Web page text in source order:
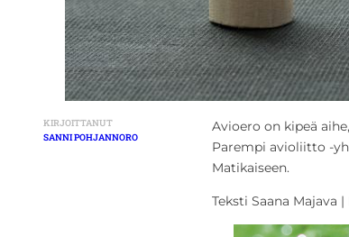
KIRJOITTANUT
SANNI POHJANNORO
Avioero on kipeä
Parempi avioliitto -
Matikaiseen.
Teksti Saana Majava